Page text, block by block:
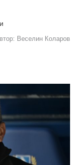
Веселин Коларов